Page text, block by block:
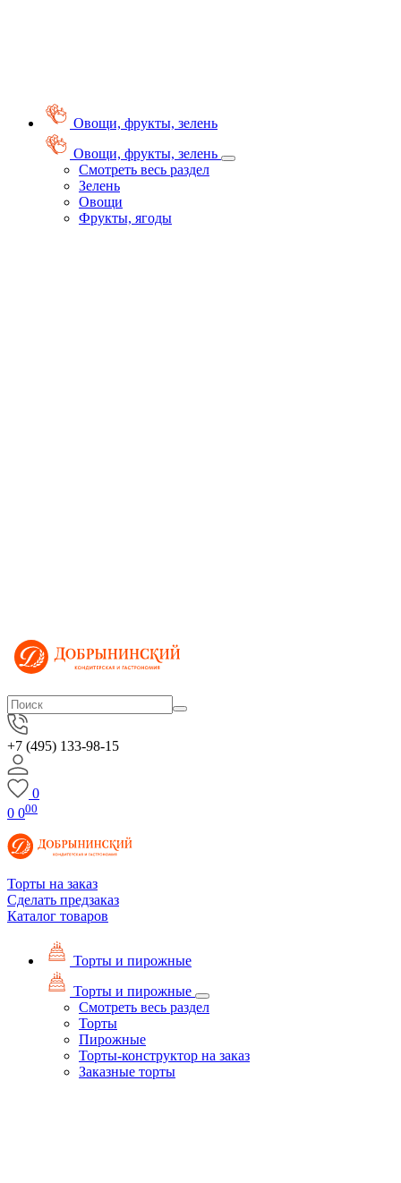
Овощи, фрукты, зелень
Овощи, фрукты, зелень
Смотреть весь раздел
Зелень
Овощи
Фрукты, ягоды
+7 (495) 133-98-15
0
0 000
Торты на заказ
Сделать предзаказ
Каталог товаров
Торты и пирожные
Торты и пирожные
Смотреть весь раздел
Торты
Пирожные
Торты-конструктор на заказ
Заказные торты